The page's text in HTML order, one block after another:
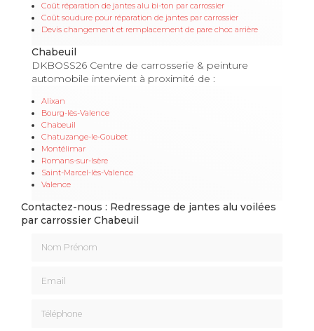
Coût réparation de jantes alu bi-ton par carrossier
Coût soudure pour réparation de jantes par carrossier
Devis changement et remplacement de pare choc arrière
Chabeuil
DKBOSS26 Centre de carrosserie & peinture
automobile intervient à proximité de :
Alixan
Bourg-lès-Valence
Chabeuil
Chatuzange-le-Goubet
Montélimar
Romans-sur-Isère
Saint-Marcel-lès-Valence
Valence
Contactez-nous : Redressage de jantes alu voilées
par carrossier Chabeuil